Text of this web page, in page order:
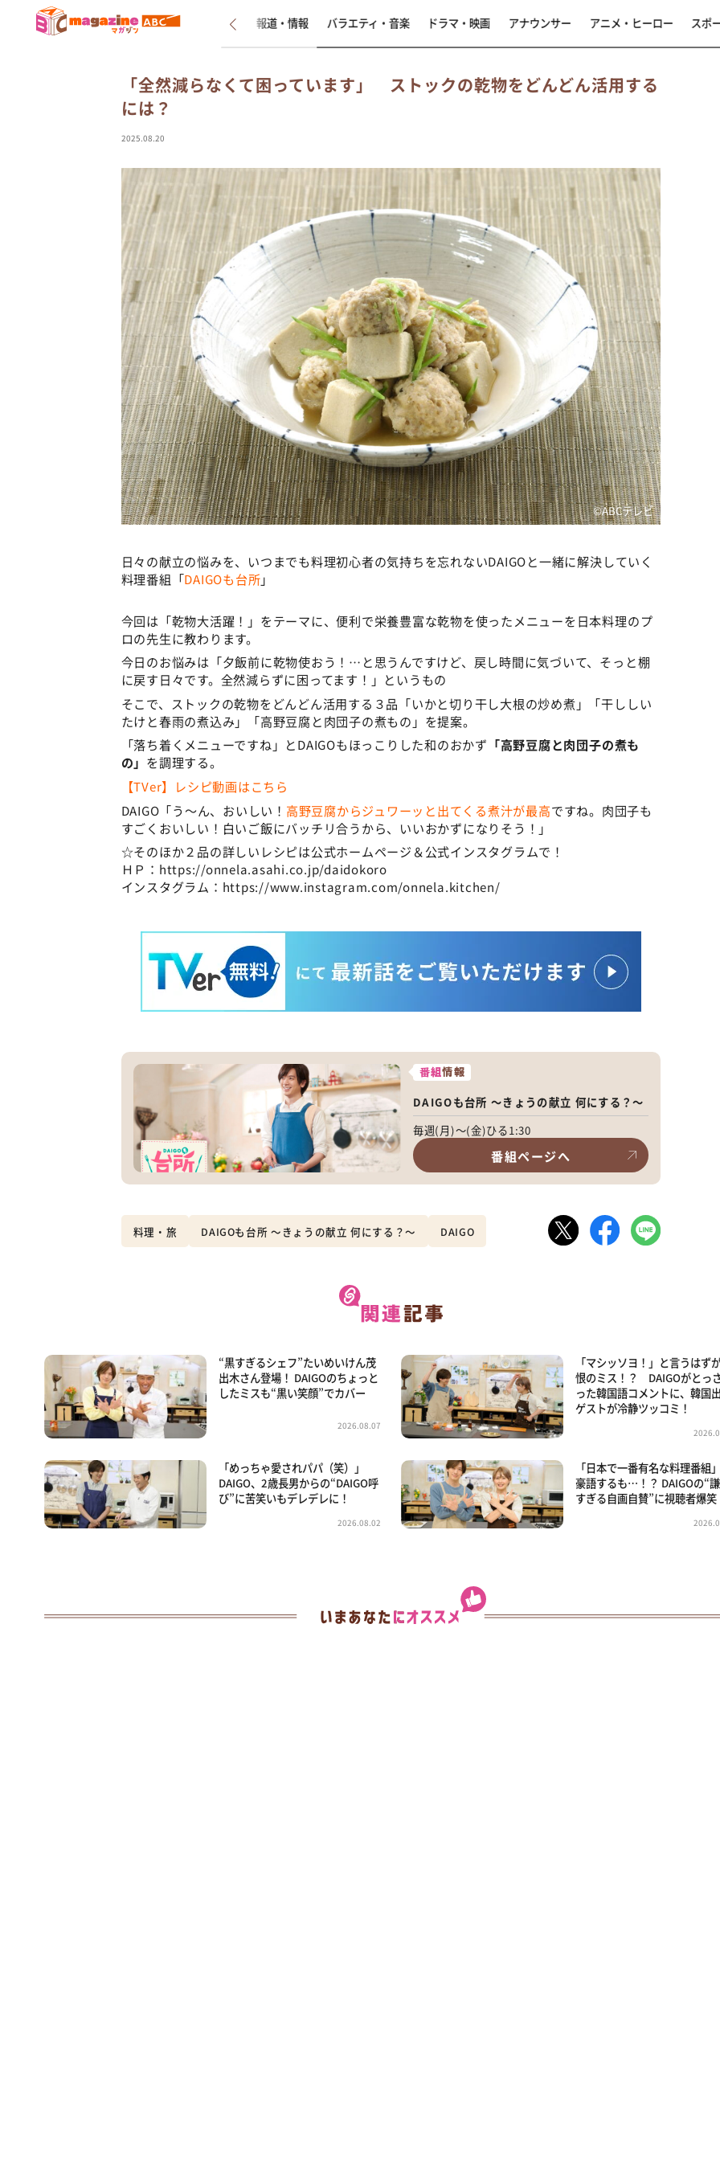
新着 インタビュー 報道・情報 バラエティ・音楽 ドラマ・映画 アナウンサー アニメ・ヒーロー スポ
「全然減らなくて困っています」 ストックの乾物をどんどん活用する
には？
2025.08.20
©️ABCテレビ
日々の献立の悩みを、いつまでも料理初心者の気持ちを忘れないDAIGOと一緒に解決していく
料理番組「DAIGOも台所」
今回は「乾物大活躍！」をテーマに、便利で栄養豊富な乾物を使ったメニューを日本料理のプ
ロの先生に教わります。
今日のお悩みは「夕飯前に乾物使おう！…と思うんですけど、戻し時間に気づいて、そっと棚
に戻す日々です。全然減らずに困ってます！」というもの
そこで、ストックの乾物をどんどん活用する３品「いかと切り干し大根の炒め煮」「干ししい
たけと春雨の煮込み」「高野豆腐と肉団子の煮もの」を提案。
「落ち着くメニューですね」とDAIGOもほっこりした和のおかず 「高野豆腐と肉団子の煮も
の」 を調理する。
【TVer】レシピ動画はこちら
DAIGO「う〜ん、おいしい！ 高野豆腐からジュワーッと出てくる煮汁が最高ですね。肉団子も
すごくおいしい！白いご飯にバッチリ合うから、いいおかずになりそう！」
☆そのほか２品の詳しいレシピは公式ホームページ＆公式インスタグラムで！
ＨＰ：https://onnela.asahi.co.jp/daidokoro
インスタグラム：https://www.instagram.com/onnela.kitchen/
番組情報
DAIGOも台所 ～きょうの献立 何にする？～
毎週(月)～(金)ひる1:30
番組ページへ
料理・旅 DAIGOも台所 ～きょうの献立 何にする？～ DAIGO
“黒すぎるシェフ”たいめいけん茂
出木さん登場！ DAIGOのちょっと
したミスも“黒い笑顔”でカバー
2026.08.07
「マシッソヨ！」と言うはず
恨のミス！？ DAIGOがとっ
った韓国語コメントに、韓国
ゲストが冷静ツッコミ！
「めっちゃ愛されパパ（笑）」
DAIGO、2歳長男からの“DAIGO呼
び”に苦笑いもデレデレに！
2026.08.02
「日本で一番有名な料理番組
豪語するも…！？ DAIGOの“
すぎる自画自賛”に視聴者爆笑